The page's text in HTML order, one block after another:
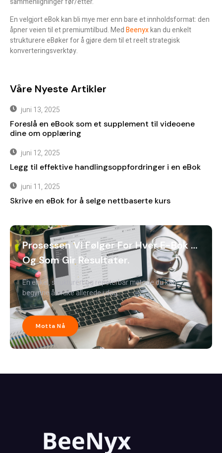
En velgjort eBok kan bli mye mer enn bare et innholdsformat: den
åpner veien til et premiumtilbud. MedBeenyxkan du enkelt
strukturere eBøker for å gjøre dem til et reelt strategisk
konverteringsverktøy.
Våre Nyeste Artikler
juni 13, 2025
Foreslå en eBook som et supplement til videoene
dine om opplæring
juni 12, 2025
Legg til effektive handlingsoppfordringer i en eBok
juni 11, 2025
Skrive en eBok for å selge nettbaserte kurs
Prosessen Vi Følger For Hver E-Bok …
Og Som Gir Resultater.
En enkel, strukturert og repeterbar metode du kan
begynne å bruke allerede i dag.
Motta Nå